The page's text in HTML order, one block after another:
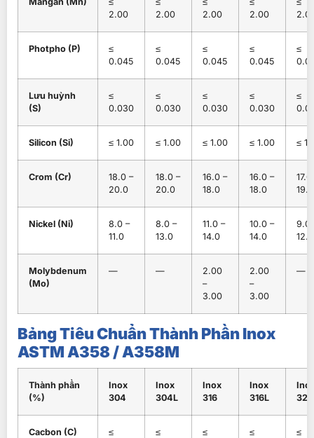
2.00
2.00
2.00
2.00
Photpho (P)
≤
0.045
≤
0.045
≤
0.045
≤
0.045
≤
Lưu huỳnh
(S)
≤
0.030
≤
0.030
≤
0.030
≤
0.030
≤
Silicon (Si) ≤ 1.00 ≤ 1.00 ≤ 1.00 ≤ 1.00 ≤
Crom (Cr)
18.0 –
20.0
18.0 –
20.0
16.0 –
18.0
16.0 –
18.0
17.0
19.0
Nickel (Ni)
8.0 –
11.0
8.0 –
13.0
11.0 –
14.0
10.0 –
14.0
9.0
12.0
Molybdenum
(Mo)
— —
2.00
–
3.00
2.00
–
3.00
—
Bảng Tiêu Chuẩn Thành Phần Inox
ASTM A358 / A358M
Thành phần
(%)
Inox
304
Inox
304L
Inox
316
Inox
316L
321
Cacbon (C)
≤
≤
≤
≤
≤